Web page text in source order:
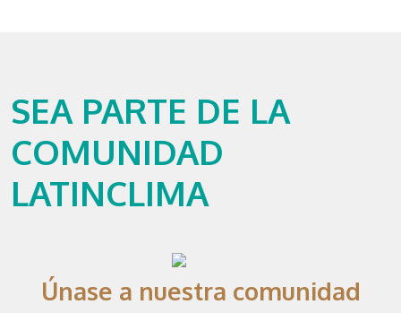
SEA PARTE DE LA
COMUNIDAD
LATINCLIMA
Únase a nuestra comunidad